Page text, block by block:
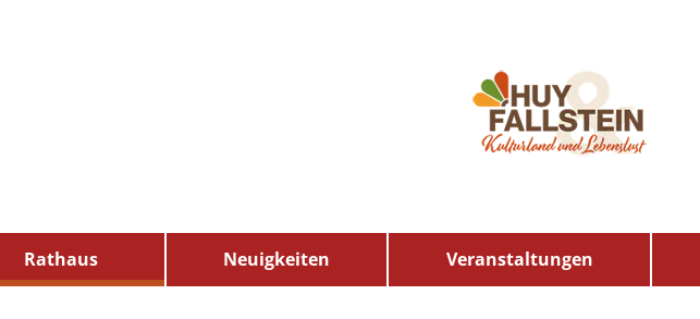
Rathaus Neuigkeiten Veranstaltungen